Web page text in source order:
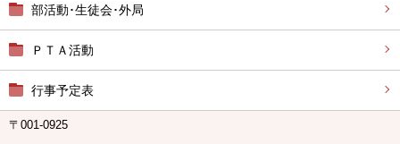
部活動･生徒会･外局
ＰＴＡ活動
行事予定表
〒001-0925